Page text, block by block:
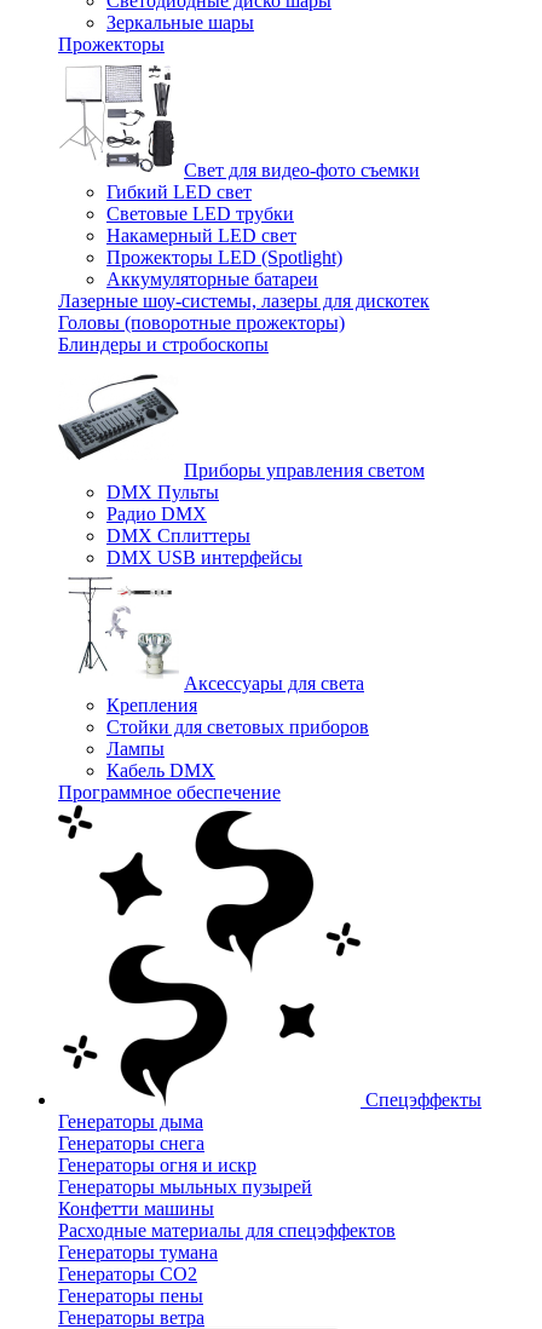
Зеркальные шары
Прожекторы
Свет для видео-фото съемки
Гибкий LED свет
Световые LED трубки
Накамерный LED свет
Прожекторы LED (Spotlight)
Аккумуляторные батареи
Лазерные шоу-системы, лазеры для дискотек
Головы (поворотные прожекторы)
Блиндеры и стробоскопы
Приборы управления светом
DMX Пульты
Радио DMX
DMX Сплиттеры
DMX USB интерфейсы
Аксессуары для света
Крепления
Стойки для световых приборов
Лампы
Кабель DMX
Программное обеспечение
Спецэффекты
Генераторы дыма
Генераторы снега
Генераторы огня и искр
Генераторы мыльных пузырей
Конфетти машины
Расходные материалы для спецэффектов
Генераторы тумана
Генераторы CO2
Генераторы пены
Генераторы ветра